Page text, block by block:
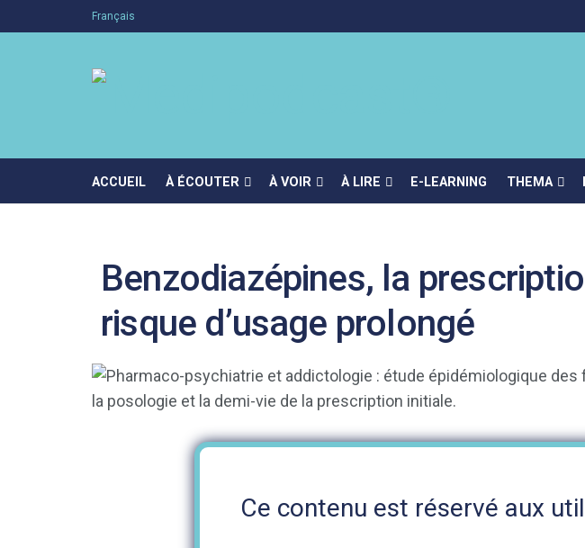
Français
ACCUEIL À ÉCOUTER À VOIR À LIRE E-LEARNING THEMA
Benzodiazépines, la
risque d’usage prolongé
Ce contenu est réservé aux